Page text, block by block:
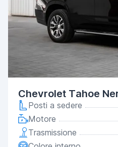
Chevrolet Tahoe
Posti a sedere
Motore
Trasmissione